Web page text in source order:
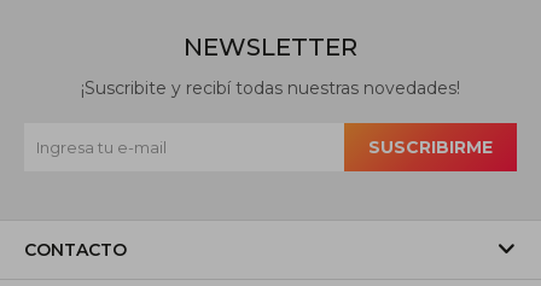
CONTACTO
NEWSLETTER
¡Suscribite y recibí todas nuestras novedades!
SUSCRIBIRME